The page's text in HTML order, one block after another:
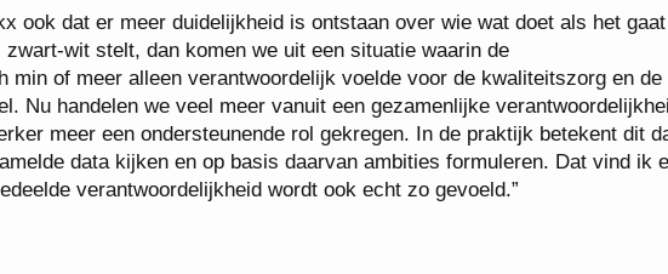
ook dat er meer duidelijkheid is ontstaan over wie wat doet als het
wit stelt, dan komen we uit een situatie waarin de
min of meer alleen verantwoordelijk voelde voor de kwaliteitszorg en de
Nu handelen we veel meer vanuit een gezamenlijke
meer een ondersteunende rol gekregen. In de praktijk betekent dit
data kijken en op basis daarvan ambities formuleren. Dat vind ik
verantwoordelijkheid wordt ook echt zo gevoeld.”